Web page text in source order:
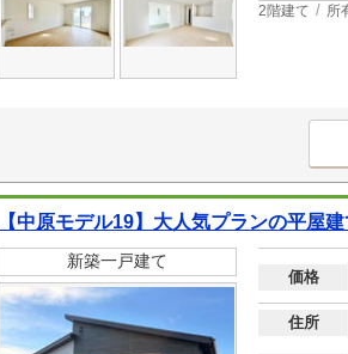
2階建て 所
【中原モデル19】大人気プランの平屋
新築一戸建て
価格
住所